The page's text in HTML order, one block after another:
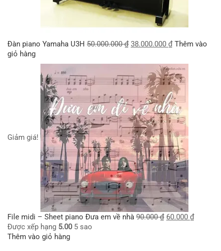
Đàn piano Yamaha U3H 50.000.000₫ 38.000.000 ₫ Thêm vào
giỏ hàng
Giảm giá!
File midi – Sheet piano Đưa em về nhà 90.000₫ 60.000 ₫
Được xếp hạng 5.005 sao
Thêm vào giỏ hàng